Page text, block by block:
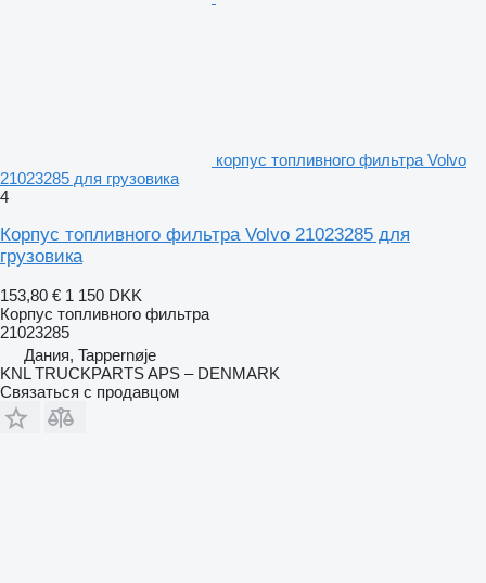
корпус топливного фильтра Volvo
21023285 для грузовика
4
Корпус топливного фильтра Volvo 21023285 для
грузовика
153,80 € 1 150 DKK
Корпус топливного фильтра
21023285
Дания, Tappernøje
KNL TRUCKPARTS APS – DENMARK
Связаться с продавцом